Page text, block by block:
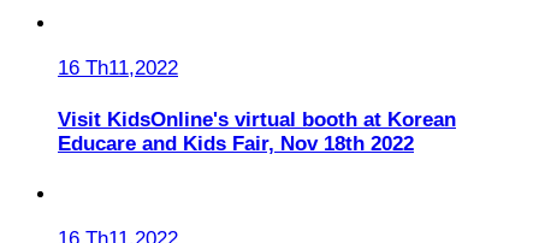
16 Th11,2022
Visit KidsOnline's virtual booth at Korean
Educare and Kids Fair, Nov 18th 2022
16 Th11,2022